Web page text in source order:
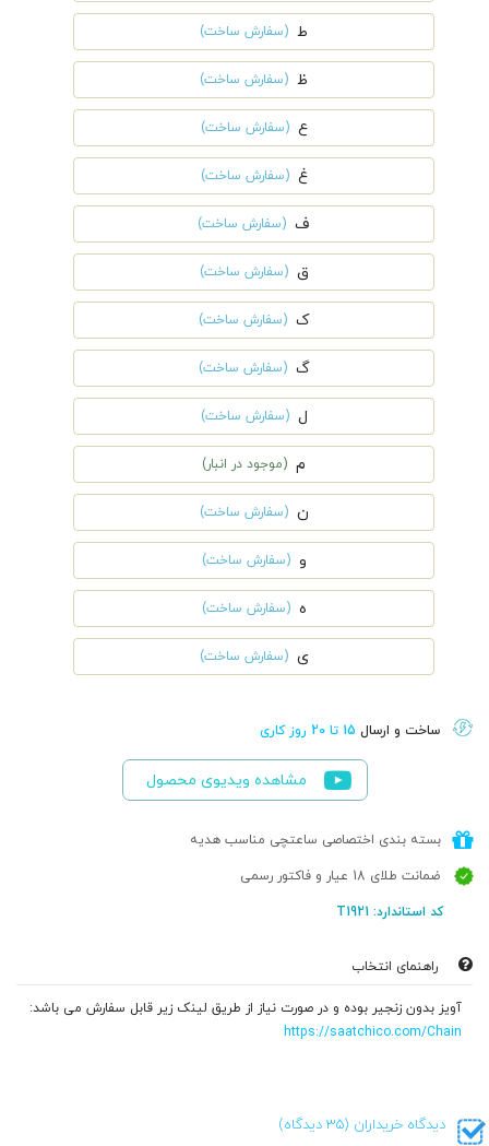
ط (سفارش ساخت)
ظ (سفارش ساخت)
ع (سفارش ساخت)
غ (سفارش ساخت)
ف (سفارش ساخت)
ق (سفارش ساخت)
ک (سفارش ساخت)
گ (سفارش ساخت)
ل (سفارش ساخت)
م (موجود در انبار)
ن (سفارش ساخت)
و (سفارش ساخت)
ه (سفارش ساخت)
ی (سفارش ساخت)
ساخت و ارسال 15 تا 20 روز کاری
مشاهده ویدیوی محصول
بسته بندی اختصاصی ساعتچی مناسب هدیه
ضمانت طلای 18 عیار و فاکتور رسمی
کد استاندارد: T1921
راهنمای انتخاب
آویز بدون زنجیر بوده و در صورت نیاز از طریق لینک زیر قابل سفارش می باشد:
https://saatchico.com/Chain
دیدگاه خریداران (35 دیدگاه)